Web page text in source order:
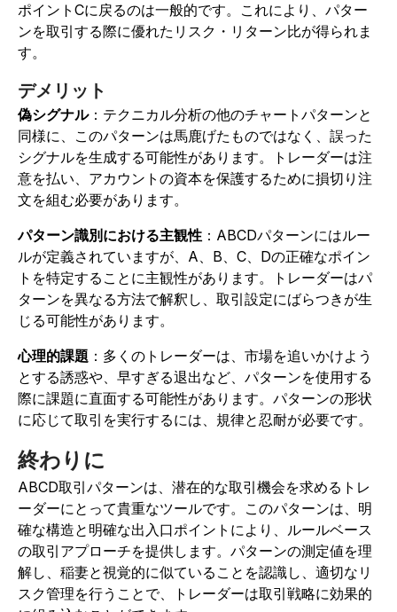
ポイントCに戻るのは一般的です。これにより、パター
ンを取引する際に優れたリスク・リターン比が得られま
す。
デメリット
偽シグナル：テクニカル分析の他のチャートパターンと
同様に、このパターンは馬鹿げたものではなく、誤った
シグナルを生成する可能性があります。トレーダーは注
意を払い、アカウントの資本を保護するために損切り注
文を組む必要があります。
パターン識別における主観性 ：ABCDパターンにはルー
ルが定義されていますが、A、B、C、Dの正確なポイン
トを特定することに主観性があります。トレーダーはパ
ターンを異なる方法で解釈し、取引設定にばらつきが生
じる可能性があります。
心理的課題 ：多くのトレーダーは、市場を追いかけよう
とする誘惑や、早すぎる退出など、パターンを使用する
際に課題に直面する可能性があります。パターンの形状
に応じて取引を実行するには、規律と忍耐が必要です。
終わりに
ABCD取引パターンは、潜在的な取引機会を求めるトレ
ーダーにとって貴重なツールです。このパターンは、明
確な構造と明確な出入口ポイントにより、ルールベース
の取引アプローチを提供します。パターンの測定値を理
解し、稲妻と視覚的に似ていることを認識し、適切なリ
スク管理を行うことで、トレーダーは取引戦略に効果的